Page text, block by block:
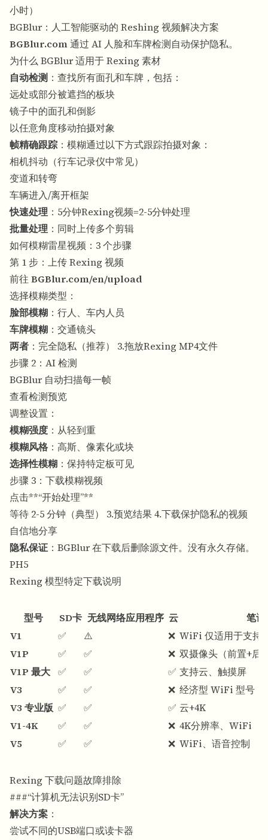
小时）
BGBlur：人工智能驱动的 Reshing 视频解决方案
BGBlur.com通过 AI 人脸和车牌检测自动保护隐私。
为什么 BGBlur 适用于 Rexing 素材
自动检测 ：查找所有面孔和车牌，包括：
远处或部分被遮挡的板块
镜子中的面孔和倒影
以任意角度移动拍摄对象
帧精确跟踪 ：模糊通过以下方式跟踪拍摄对象：
相机抖动（行车记录仪中常见）
变道和转弯
车辆进入/离开框架
快速处理 ：5分钟Rexing视频=2-5分钟处理
批量处理 ：同时上传多个剪辑
如何模糊雷星视频：3 个步骤
第 1 步：上传 Rexing 视频
前往 BGBlur.com/en/upload
选择模糊类型：
脸部模糊 ：行人、车内人员
车牌模糊 ：交通镜头
两者 ：完全隐私（推荐） 3.拖放Rexing MP4文件
步骤 2：AI 检测
BGBlur 自动扫描每一帧
查看检测预览
调整设置：
模糊强度 ：从轻到重
模糊风格 ：高斯、像素化或块
选择性模糊 ：保持特定板可见
步骤 3：下载模糊视频
点击**“开始处理”**
等待 2-5 分钟（典型） 3.预览结果 4.下载保护隐私的视频
自信地分享
隐私保证 ：BGBlur 在下载后删除源文件。没有永久存储。
PH5
Rexing 模型特定下载说明
型号 SD卡 无线网络应用程序 云
笔记
V1
✅ ⚠️ ❌ WiFi 仅适用于支持
V1P
✅ ✅ ❌ 双摄像头（前置+后
V1P 最大 ✅ ✅ ✅ 支持云、触摸屏
V3
✅ ✅ ❌ 经济型 WiFi 型号
V3 专业版 ✅ ✅ ✅ 云+4K
V1-4K
✅ ✅ ❌ 4K分辨率、WiFi
V5
✅ ✅ ❌ WiFi、语音控制
Rexing 下载问题故障排除
###“计算机无法识别SD卡”
解决方案 ：
尝试不同的USB端口或读卡器